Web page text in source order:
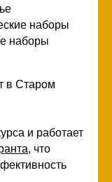
наборы
наборы
в Старом
и работает
, что